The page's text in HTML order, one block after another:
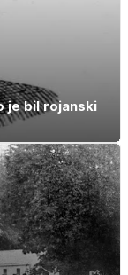
je bil rojanski